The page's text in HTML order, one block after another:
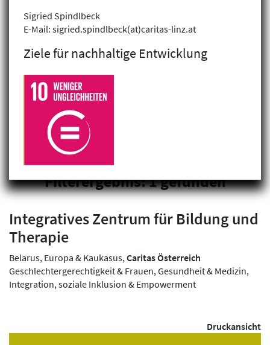
Inklusion
Filterergebnis: 1 gefunden
Integratives Zentrum für Bildung und
Therapie
Belarus, Europa & Kaukasus, Caritas Österreich
Geschlechtergerechtigkeit & Frauen, Gesundheit & Medizin,
Integration, soziale Inklusion & Empowerment
Druckansicht
Sigried Spindlbeck
E-Mail: sigried.spindlbeck(at)caritas-linz.at
Ziele für nachhaltige Entwicklung